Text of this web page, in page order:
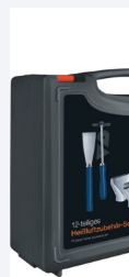
Llamar
¡Hola! Soy